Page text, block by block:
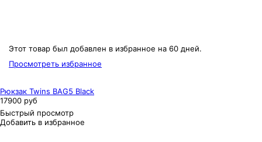
Этот товар был добавлен в избранное на 60 дней.
Просмотреть избранное
Рюкзак Twins BAG5 Black
17900 руб
Быстрый просмотр
Добавить в избранное